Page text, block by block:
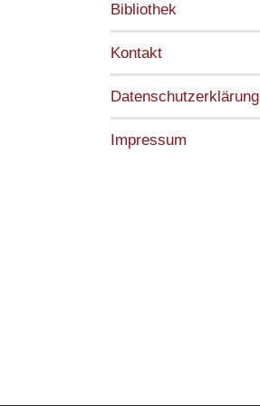
Bibliothek
Kontakt
Datenschutzerklärung
Impressum